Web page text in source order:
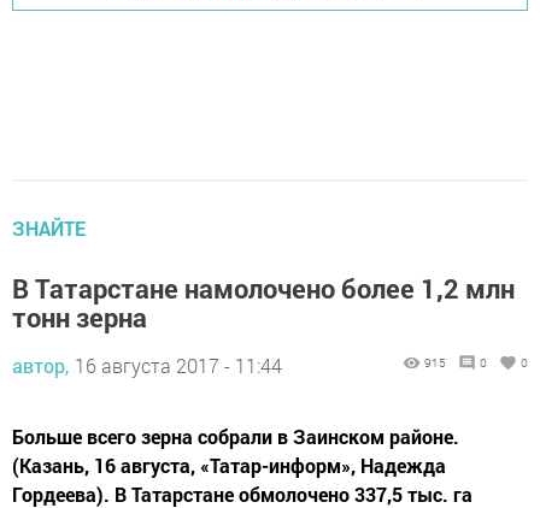
ЗНАЙТЕ
В Татарстане намолочено более 1,2 млн
тонн зерна
автор, 16 августа 2017 - 11:44 915 0 0
Больше всего зерна собрали в Заинском районе.
(Казань, 16 августа, «Татар-информ», Надежда
Гордеева). В Татарстане обмолочено 337,5 тыс. га